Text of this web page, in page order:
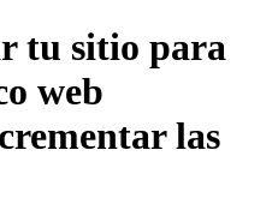
tu sitio para
web
las